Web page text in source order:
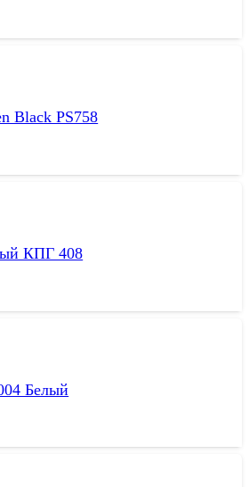
Black PS758
КПГ 408
Белый